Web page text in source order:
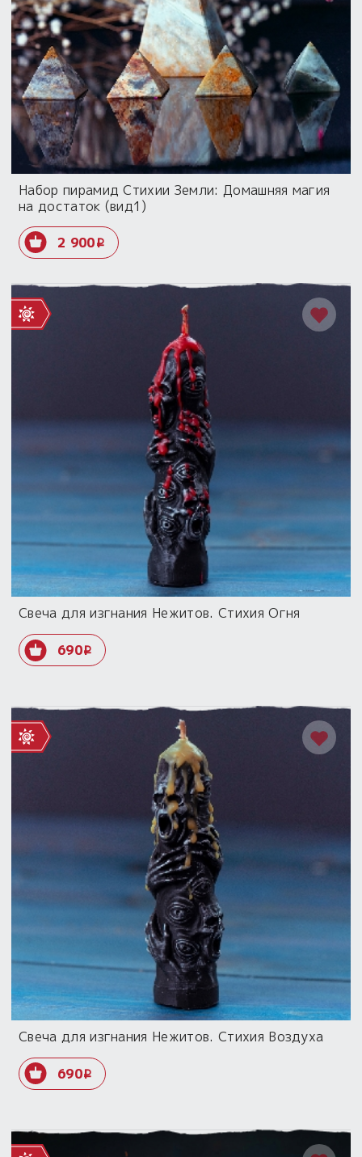
Набор пирамид Стихии Земли: Домашняя магия
на достаток (вид1)
2 900i
Свеча для изгнания Нежитов. Стихия Огня
690i
Свеча для изгнания Нежитов. Стихия Воздуха
690i